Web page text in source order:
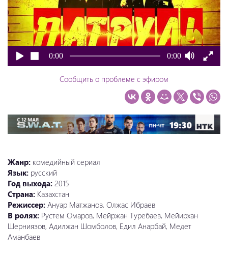
0:00 0:00
Сообщить о проблеме с эфиром
Жанр: комедийный сериал
Язык: русский
Год выхода: 2015
Страна: Казахстан
Режиссер: Ануар Матжанов, Олжас Ибраев
В ролях: Рустем Омаров, Мейржан Туребаев, Мейирхан
Шерниязов, Адилжан Шомболов, Едил Анарбай, Медет
Аманбаев